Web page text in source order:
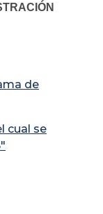
de
cual se